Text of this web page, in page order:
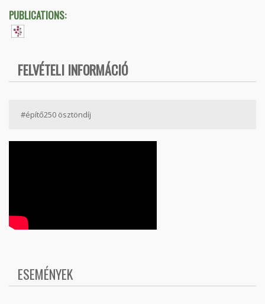
PUBLICATIONS:
FELVÉTELI INFORMÁCIÓ
#építő250 ösztöndíj
ESEMÉNYEK